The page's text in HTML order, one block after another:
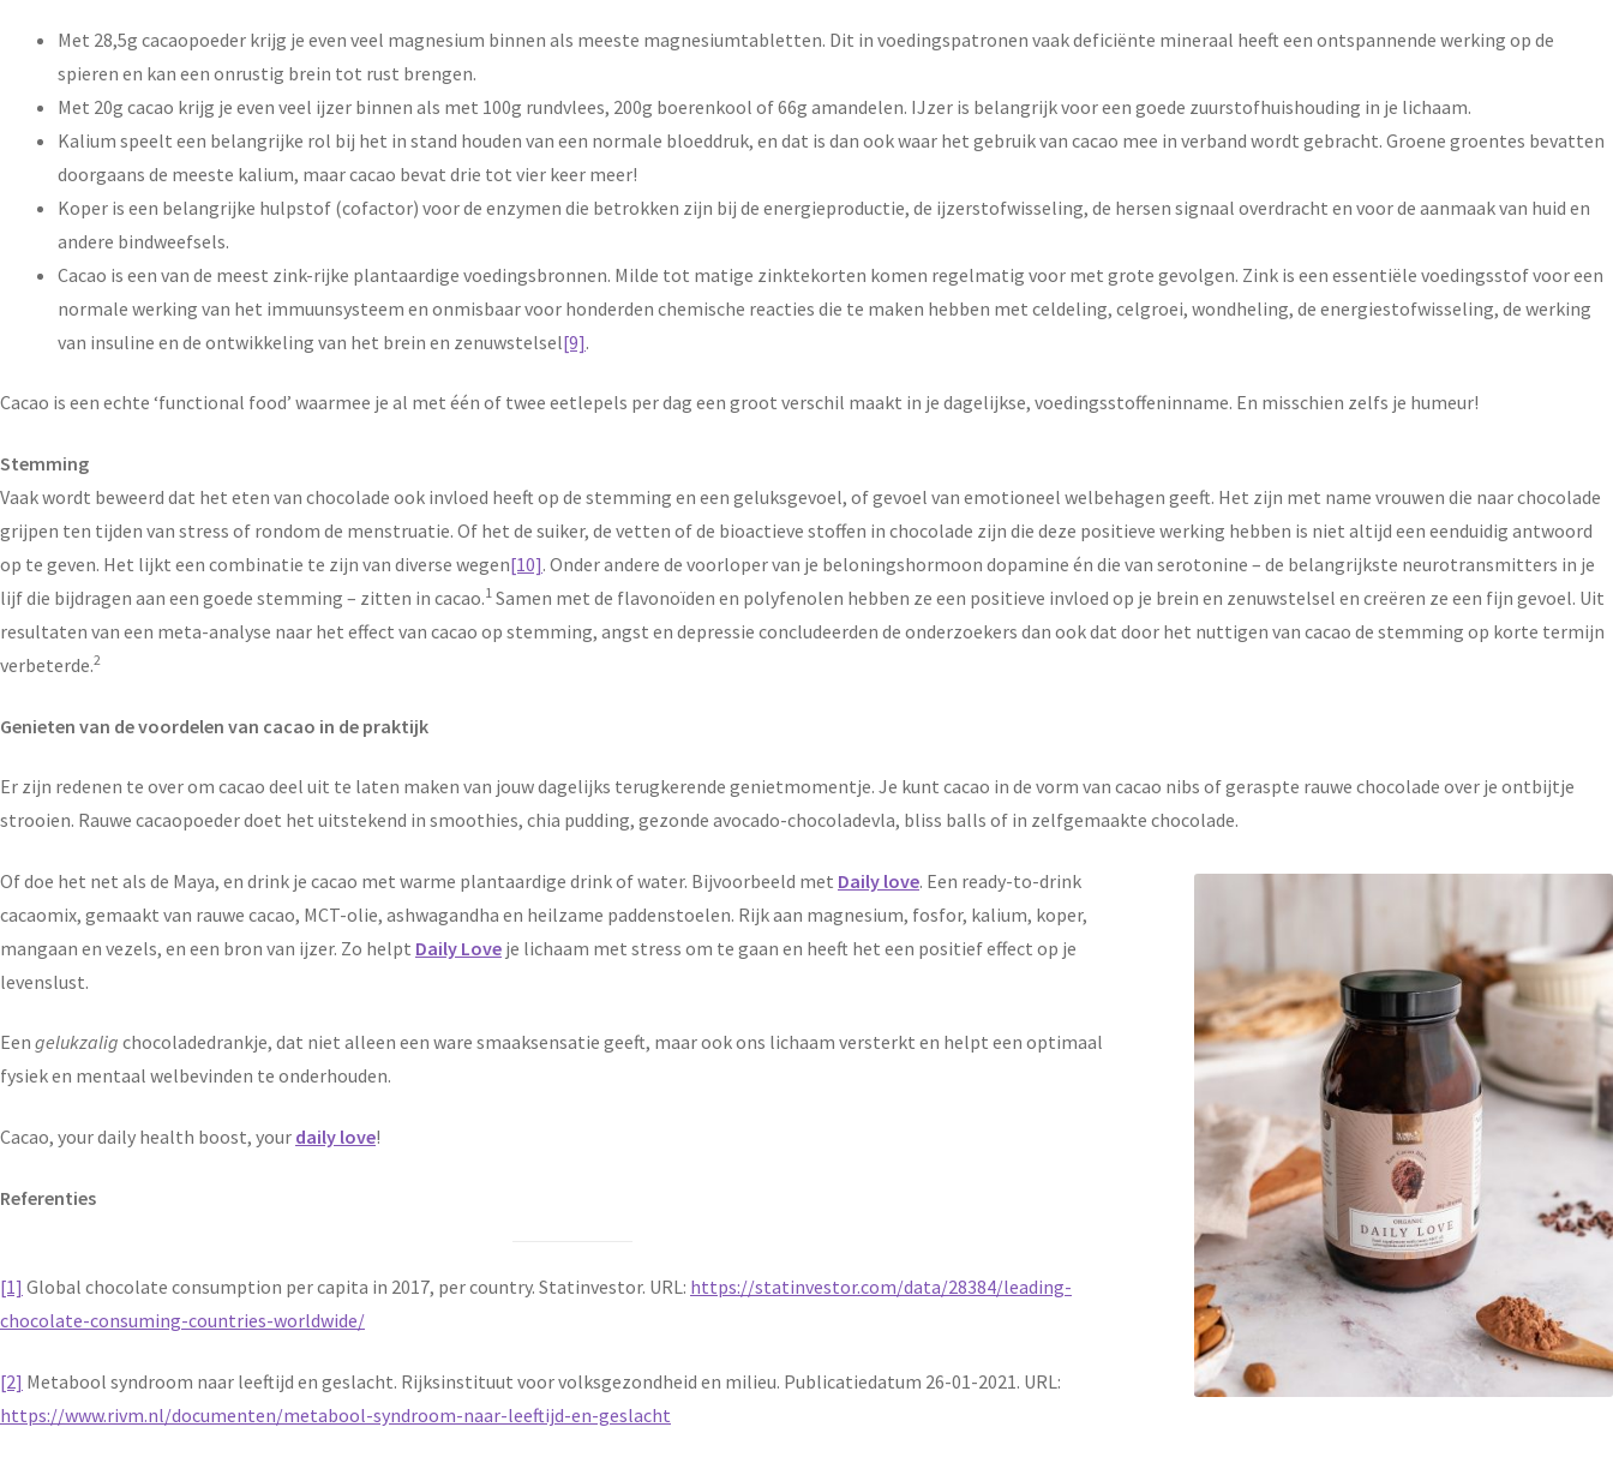
Met 28,5g cacaopoeder krijg je even veel magnesium binnen als meeste magnesiumtabletten. Dit in voedingspatronen vaak deficiënte mineraal heeft een ontspannende werking op de
spieren en kan een onrustig brein tot rust brengen.
Met 20g cacao krijg je even veel ijzer binnen als met 100g rundvlees, 200g boerenkool of 66g amandelen. IJzer is belangrijk voor een goede zuurstofhuishouding in je lichaam.
Kalium speelt een belangrijke rol bij het in stand houden van een normale bloeddruk, en dat is dan ook waar het gebruik van cacao mee in verband wordt gebracht. Groene groentes bevatten
doorgaans de meeste kalium, maar cacao bevat drie tot vier keer meer!
Koper is een belangrijke hulpstof (cofactor) voor de enzymen die betrokken zijn bij de energieproductie, de ijzerstofwisseling, de hersen signaal overdracht en voor de aanmaak van huid en
andere bindweefsels.
Cacao is een van de meest zink-rijke plantaardige voedingsbronnen. Milde tot matige zinktekorten komen regelmatig voor met grote gevolgen. Zink is een essentiële voedingsstof voor een
normale werking van het immuunsysteem en onmisbaar voor honderden chemische reacties die te maken hebben met celdeling, celgroei, wondheling, de energiestofwisseling, de werking
van insuline en de ontwikkeling van het brein en zenuwstelsel[9].
Cacao is een echte ‘functional food’ waarmee je al met één of twee eetlepels per dag een groot verschil maakt in je dagelijkse, voedingsstoffeninname. En misschien zelfs je humeur!
Stemming
Vaak wordt beweerd dat het eten van chocolade ook invloed heeft op de stemming en een geluksgevoel, of gevoel van emotioneel welbehagen geeft. Het zijn met name vrouwen die naar chocolade
grijpen ten tijden van stress of rondom de menstruatie. Of het de suiker, de vetten of de bioactieve stoffen in chocolade zijn die deze positieve werking hebben is niet altijd een eenduidig antwoord
op te geven. Het lijkt een combinatie te zijn van diverse wegen[10]. Onder andere de voorloper van je beloningshormoon dopamine én die van serotonine – de belangrijkste neurotransmitters in je
lijf die bijdragen aan een goede stemming – zitten in cacao.1 Samen met de flavonoïden en polyfenolen hebben ze een positieve invloed op je brein en zenuwstelsel en creëren ze een fijn gevoel. Uit
resultaten van een meta-analyse naar het effect van cacao op stemming, angst en depressie concludeerden de onderzoekers dan ook dat door het nuttigen van cacao de stemming op korte termijn
verbeterde.2
Genieten van de voordelen van cacao in de praktijk
Er zijn redenen te over om cacao deel uit te laten maken van jouw dagelijks terugkerende genietmomentje. Je kunt cacao in de vorm van cacao nibs of geraspte rauwe chocolade over je ontbijtje
strooien. Rauwe cacaopoeder doet het uitstekend in smoothies, chia pudding, gezonde avocado-chocoladevla, bliss balls of in zelfgemaakte chocolade.
Of doe het net als de Maya, en drink je cacao met warme plantaardige drink of water. Bijvoorbeeld met Daily love. Een ready-to-drink
cacaomix, gemaakt van rauwe cacao, MCT-olie, ashwagandha en heilzame paddenstoelen. Rijk aan magnesium, fosfor, kalium, koper,
mangaan en vezels, en een bron van ijzer. Zo helpt Daily Love je lichaam met stress om te gaan en heeft het een positief effect op je
levenslust.
Een gelukzalig chocoladedrankje, dat niet alleen een ware smaaksensatie geeft, maar ook ons lichaam versterkt en helpt een optimaal
fysiek en mentaal welbevinden te onderhouden.
Cacao, your daily health boost, your daily love!
Referenties
[1] Global chocolate consumption per capita in 2017, per country. Statinvestor. URL: https://statinvestor.com/data/28384/leading-
chocolate-consuming-countries-worldwide/
[2] Metabool syndroom naar leeftijd en geslacht. Rijksinstituut voor volksgezondheid en milieu. Publicatiedatum 26-01-2021. URL:
https://www.rivm.nl/documenten/metabool-syndroom-naar-leeftijd-en-geslacht